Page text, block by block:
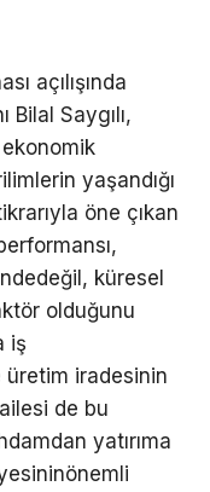
açılışında
Bilal Saygılı,
yaşandığı
öne çıkan
küresel
olduğunu
iş
üretim iradesinin
de bu
yatırıma